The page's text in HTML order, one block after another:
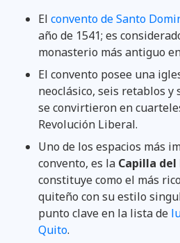
El convento de Santo
año de 1541; es
monasterio más antiguo
El convento posee una
neoclásico, seis retablos y
se convirtieron en
Revolución Liberal.
Uno de los espacios más
convento, es la Capilla del
constituye como el más
quiteño con su estilo
punto clave en la lista de
Quito.